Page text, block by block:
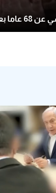
مع المرض